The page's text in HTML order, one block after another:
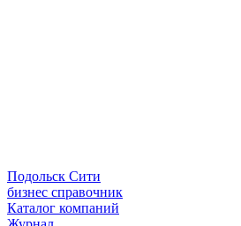
Подольск Сити
бизнес справочник
Каталог компаний